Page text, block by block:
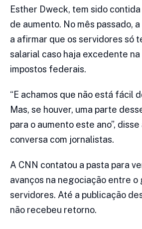
Esther Dweck, tem sido
de aumento. No mês passado,
a afirmar que os servidores só
salarial caso haja excedente
impostos federais.
“E achamos que não está fácil
Mas, se houver, uma parte
para o aumento este ano”,
conversa com jornalistas.
A CNN contatou a pasta para
avanços na negociação entre o
servidores. Até a publicação
não recebeu retorno.